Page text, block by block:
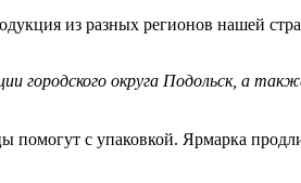
из разных регионов нашей
городского округа Подольск, а
с упаковкой. Ярмарка